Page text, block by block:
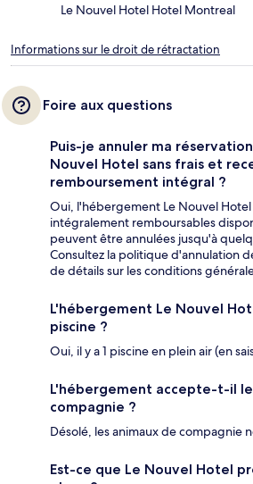
Le Nouvel Hotel Hotel Montreal
Informations sur le droit de rétractation
Foire aux questions
Puis-je annuler ma
Nouvel Hotel sans frais et
remboursement intégral ?
Oui, l'hébergement Le Nouvel
intégralement remboursables
peuvent être annulées jusqu'à
Consultez la politique d'annulation
de détails sur les conditions
L'hébergement Le Nouvel
piscine ?
Oui, il y a 1 piscine en plein air (en
L'hébergement accepte-t-il
compagnie ?
Désolé, les animaux de compagnie
Est-ce que Le Nouvel Hotel